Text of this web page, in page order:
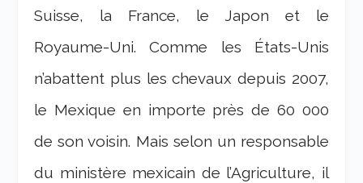
Suisse, la France, le Japon et le
Royaume-Uni. Comme les États-Unis
n’abattent plus les chevaux depuis 2007,
le Mexique en importe près de 60 000
de son voisin. Mais selon un responsable
du ministère mexicain de l’Agriculture, il